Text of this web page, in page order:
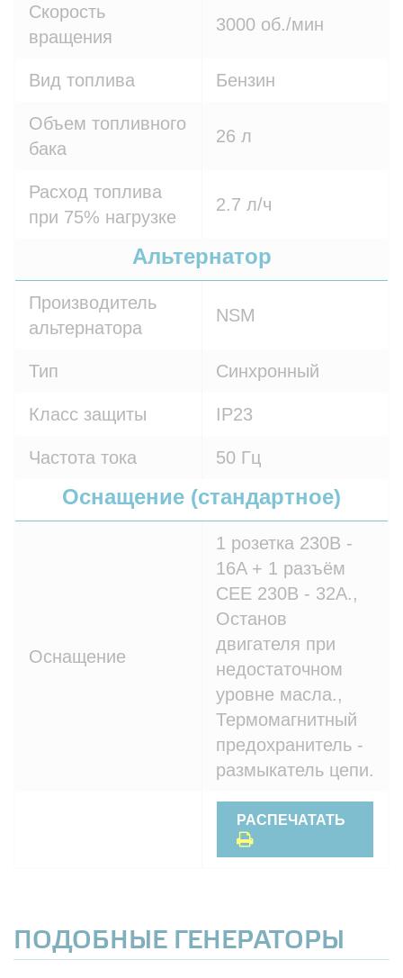
Скорость
вращения
3000 об./мин
Вид топлива Бензин
Объем топливного
бака
26 л
Расход топлива
при 75% нагрузке
2.7 л/ч
Альтернатор
Производитель
альтернатора
NSM
Тип Синхронный
Класс защиты IP23
Частота тока 50 Гц
Оснащение (стандартное)
Оснащение
1 розетка 230В -
16A + 1 разъём
СЕЕ 230В - 32A.,
Останов
двигателя при
недостаточном
уровне масла.,
Термомагнитный
предохранитель -
размыкатель цепи.
РАСПЕЧАТАТЬ
ПОДОБНЫЕ ГЕНЕРАТОРЫ